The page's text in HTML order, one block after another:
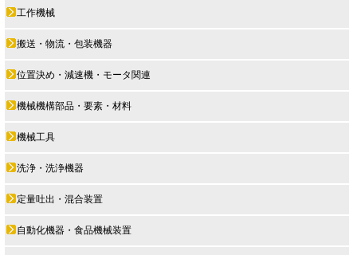
工作機械
搬送・物流・包装機器
位置決め・減速機・モータ関連
機械機構部品・要素・材料
機械工具
洗浄・洗浄機器
定量吐出・混合装置
自動化機器・食品機械装置